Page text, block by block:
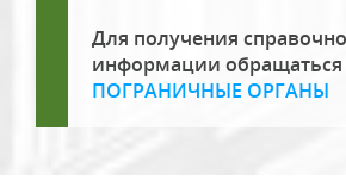
Для получения
информации обращаться
ПОГРАНИЧНЫЕ ОРГАНЫ